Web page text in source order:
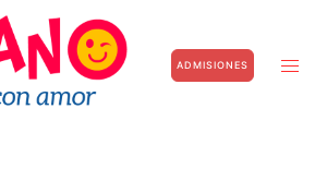
ADMISIONES